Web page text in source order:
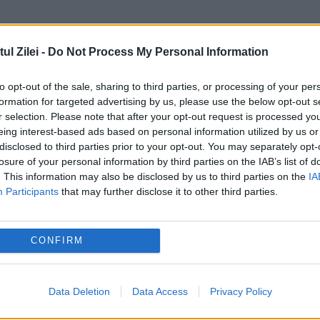
Zilei - Do Not Process My Personal Information
opt-out of the sale, sharing to third parties, or processing of your
for targeted advertising by us, please use the below opt-out
selection. Please note that after your opt-out request is processed
interest-based ads based on personal information utilized by us
to third parties prior to your opt-out. You may separately
of your personal information by third parties on the IAB’s list of
This information may also be disclosed by us to third parties on the
Participants that may further disclose it to other third parties.
CONFIRM
Data Deletion Data Access Privacy Policy
amendă și permisul suspendat unor
vei mai putea folosi, chiar dacă este valabil